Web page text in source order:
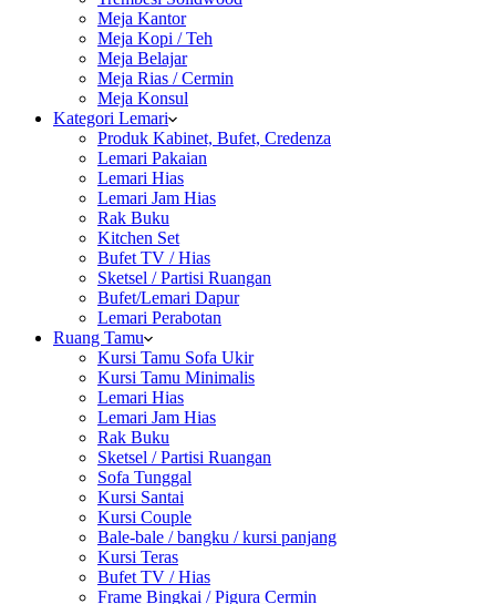
Meja Kantor
Meja Kopi / Teh
Meja Belajar
Meja Rias / Cermin
Meja Konsul
Kategori Lemari
Produk Kabinet, Bufet, Credenza
Lemari Pakaian
Lemari Hias
Lemari Jam Hias
Rak Buku
Kitchen Set
Bufet TV / Hias
Sketsel / Partisi Ruangan
Bufet/Lemari Dapur
Lemari Perabotan
Ruang Tamu
Kursi Tamu Sofa Ukir
Kursi Tamu Minimalis
Lemari Hias
Lemari Jam Hias
Rak Buku
Sketsel / Partisi Ruangan
Sofa Tunggal
Kursi Santai
Kursi Couple
Bale-bale / bangku / kursi panjang
Kursi Teras
Bufet TV / Hias
Frame Bingkai / Pigura Cermin